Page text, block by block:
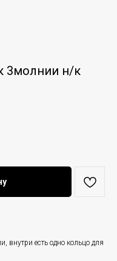
3молнии н/к
внутри есть одно кольцо для